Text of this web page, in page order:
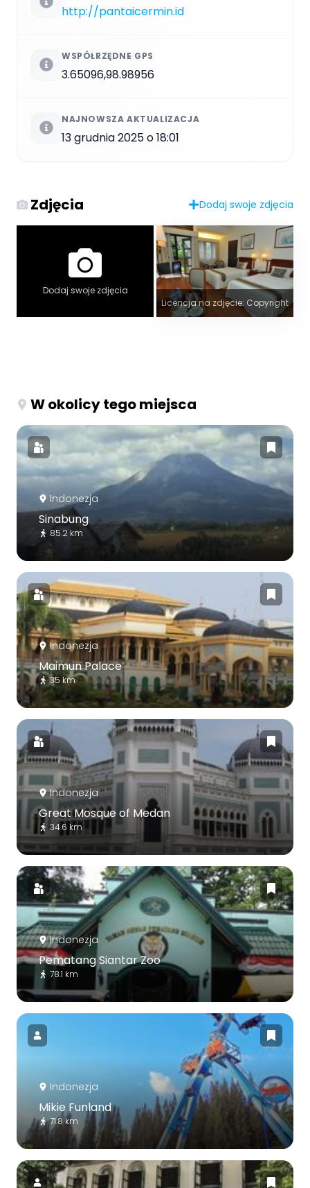
http://pantaicermin.id
WSPÓŁRZĘDNE GPS
3.65096,98.98956
NAJNOWSZA AKTUALIZACJA
13 grudnia 2025 o 18:01
Zdjęcia Dodaj swoje zdjęcia
Dodaj swoje zdjęcia
Licencja na zdjęcie: Copyright
W okolicy tego miejsca
Indonezja
Sinabung
85.2 km
Indonezja
Maimun Palace
35 km
Indonezja
Great Mosque of Medan
34.6 km
Indonezja
Pematang Siantar Zoo
78.1 km
Indonezja
Mikie Funland
71.8 km